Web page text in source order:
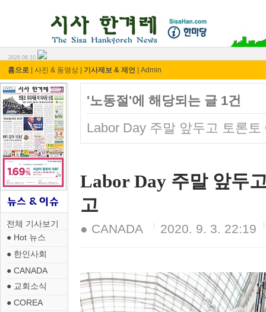
2026.08.10
홈으로 사진 & 동영상 기사제보 & 제언 Admin
전체 기사보기
● Hot 뉴스
● 한인사회
● CANADA
● 교회소식
● COREA
'노동절'에 해당되는 글 1건
Labor Day 주말 앞두고 토론
Labor Day 주말 앞두
고
● CANADA 2020. 9. 3. 22:19